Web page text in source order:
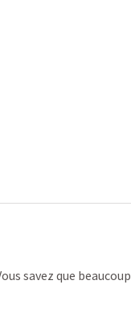
savez que beaucoup